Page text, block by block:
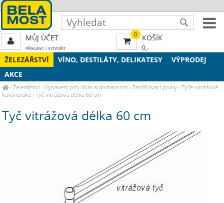
ŽELEZÁŘSTVÍ VÍNO, DESTILÁTY, DELIKATESY
VÝPRODEJ
AKCE
›Železářství ›Vybavení pro dům a domácnost ›Zastíňovací prvky ›Tyče vitrážové,
kavárenské ›Tyč vitrážová délka 60 cm
Tyč vitrážová délka 60 cm
0 KOŠÍK
0,-
MŮJ ÚČET
PŘIHLÁSIT| VYTVOŘIT